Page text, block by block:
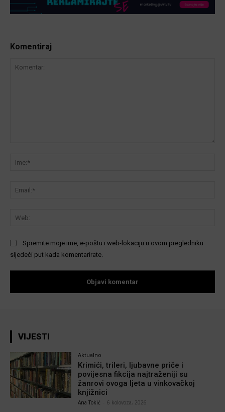
Komentiraj
Spremite moje ime, e-poštu i web-lokaciju u ovom pregledniku
sljedeći put kada komentarirate.
VIJESTI
Aktualno
Krimići, trileri, ljubavne priče i
povijesna fikcija najtraženiji su
žanrovi ovoga ljeta u vinkovačkoj
knjižnici
Ana Tokić 6 kolovoza, 2026